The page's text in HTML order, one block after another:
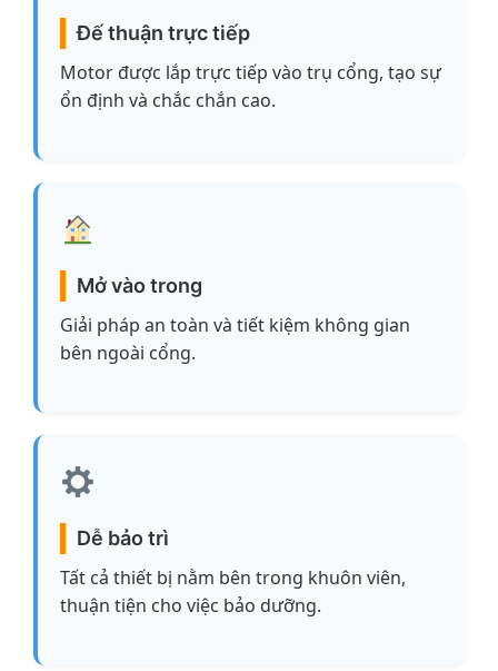
Đế thuận trực tiếp
Motor được lắp trực tiếp vào trụ cổng, tạo sự
ổn định và chắc chắn cao.
Mở vào trong
Giải pháp an toàn và tiết kiệm không gian
bên ngoài cổng.
Dễ bảo trì
Tất cả thiết bị nằm bên trong khuôn viên,
thuận tiện cho việc bảo dưỡng.